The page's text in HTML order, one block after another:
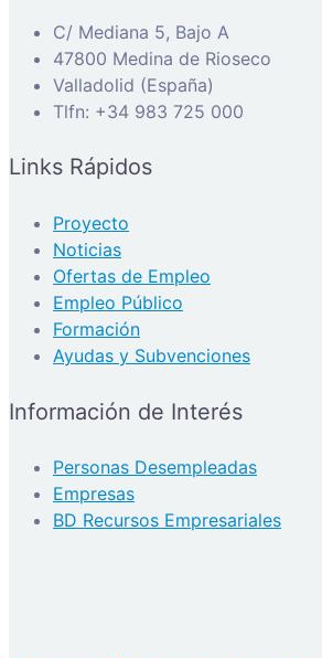
C/ Mediana 5, Bajo A
47800 Medina de Rioseco
Valladolid (España)
Tlfn: +34 983 725 000
Links Rápidos
Proyecto
Noticias
Ofertas de Empleo
Empleo Público
Formación
Ayudas y Subvenciones
Información de Interés
Personas Desempleadas
Empresas
BD Recursos Empresariales